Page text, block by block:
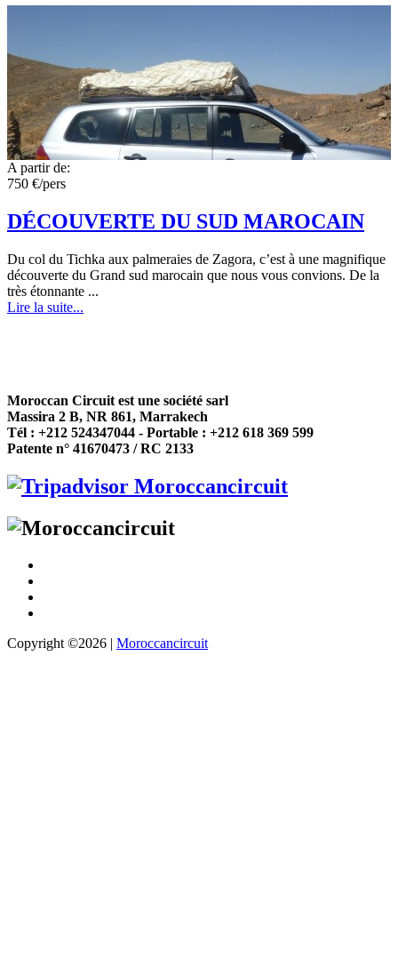
A partir de:
750 €/pers
DÉCOUVERTE DU SUD MAROCAIN
Du col du Tichka aux palmeraies de Zagora, c’est à une magnifique
découverte du Grand sud marocain que nous vous convions. De la
très étonnante ...
Lire la suite...
Moroccan Circuit est une société sarl
Massira 2 B, NR 861, Marrakech
Tél : +212 524347044 - Portable : +212 618 369 599
Patente n° 41670473 / RC 2133
Copyright ©2026 | Moroccancircuit